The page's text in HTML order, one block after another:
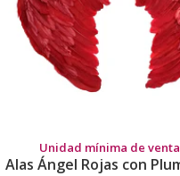
Unidad mínima de
Alas Ángel Rojas con